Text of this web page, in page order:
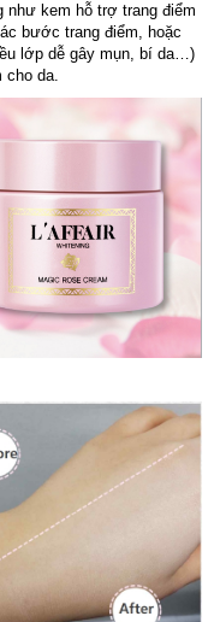
như kem hỗ trợ trang điểm
bước trang điểm, hoặc
lớp dễ gây mụn, bí da…)
cho da.